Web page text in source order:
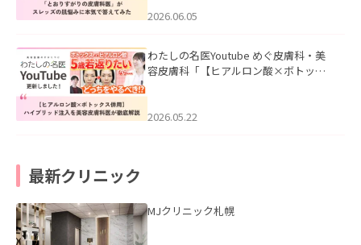
2026.06.05
わたしの名医Youtube めぐ皮膚科・美
容皮膚科「【ヒアルロン酸×ボトック
た。
2026.05.22
最新クリニック
MJクリニック札幌